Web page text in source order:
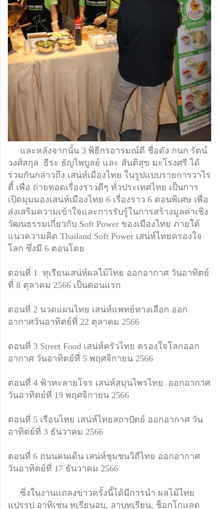
และหลังจากนั้น 3 พิธีกรอารมณ์ดี​ ชื่อดัง กนก รัตน์​
วงศ์สกุล ธีระ​ ธัญไพบูลย์ และ​ สันติสุข​ มะโรงศรี ได้
ร่วมกันกล่าวถึง เสน่ห์เมืองไทย ในรูปแบบรายการวาไร
ตี้ เพื่อ​ ถ่ายทอดเรื่องราวดีๆ​ ทั่วประเทศไทย เป็นการ
เปิดมุมมองเสน่ห์เมืองไทย 6 เรื่องราว 6 ตอนพิเศษ เพื่อ
ส่งเสริมความเข้าใจและการรับรู้ในการสร้างมูลค่าเชิง
วัฒนธรรมเกี่ยวกับ Soft Power ของเมืองไทย ภายใต้
แนวความคิด Thailand Soft Power เสน่ห์ไทยครองใจ
โลก ซึ่งมี 6 ตอนโดย
ตอนที่ 1 ทุเรียนเสน่ห์ผลไม้ไทย​ ออกอากาศ วันอาทิตย์
ที่ 8 ตุลาคม 2566 เป็นตอนแรก
ตอนที่ 2 นวดแผนไทย เสน่ห์แพทย์ทางเลือก​ ออก
อากาศวันอาทิตย์ที่ 22 ตุลาคม 2566
ตอนที่ 3 Street Food เสน่ห์ครัวไทย​ ครองใจโลกออก
อากาศ​ วันอาทิตย์ที่ 5 พฤศจิกายน 2566
ตอนที่ 4 ฟ้าทะลายโจร เสน่ห์สมุนไพรไทย​ ออกอากาศ​
วันอาทิตย์ที่ 19 พฤศจิกายน 2566
ตอนที่ 5 เรือนไทย​ เสน่ห์ไทยสถาปัตย์ ออกอากาศ​ วัน
อาทิตย์ที่ 3 ธันวาคม 2566
ตอนที่ 6 ถนนคนเดิน เสน่ห์ชุมชนวิถีไทย ออกอากาศ
วันอาทิตย์ที่ 17 ธันวาคม 2566
ซึ่งในงานแถลงข่าวครั้งนี้ได้มีการนำ ผลไม้ไทย
แปรรูป อาทิเช่น ทุเรียนอบ, ลาบทุเรียน, ช็อกโกแลต